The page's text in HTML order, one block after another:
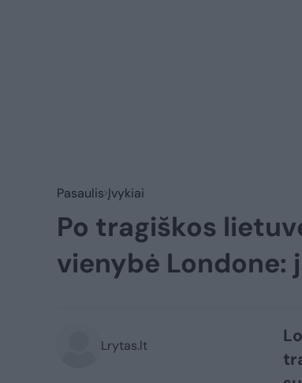
Pasaulis Įvykiai
Po tragiškos
vienybė Londone:
Lrytas.lt